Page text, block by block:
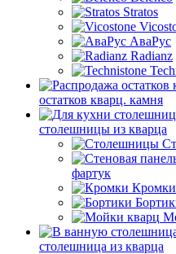
Stratos
АваРус
Radianz
остатков кварц. камня
столешницы из кварца
фартук
Кромки
столешница из кварца